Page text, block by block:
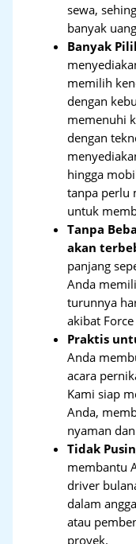
sewa,
banyak
Banyak
memilih
dengan
memenuhi
dengan
hingga
tanpa perlu
untuk
Tanpa
akan
panjang
Anda
turunnya
akibat
Praktis
Anda
acara
Kami siap
Anda,
nyaman
Tidak
membantu
driver
dalam
atau
proyek.